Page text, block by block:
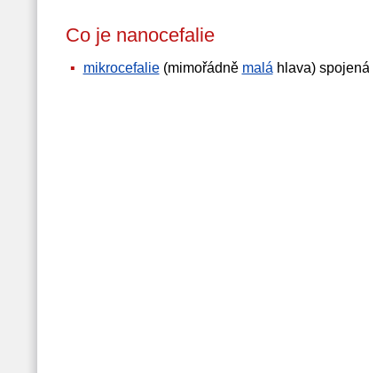
Co je nanocefalie
mikrocefalie(mimořádně malá hlava)